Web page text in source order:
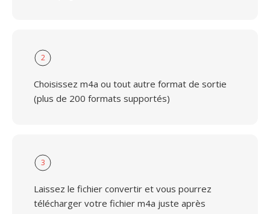
2
Choisissez m4a ou tout autre format de sortie
(plus de 200 formats supportés)
3
Laissez le fichier convertir et vous pourrez
télécharger votre fichier m4a juste après